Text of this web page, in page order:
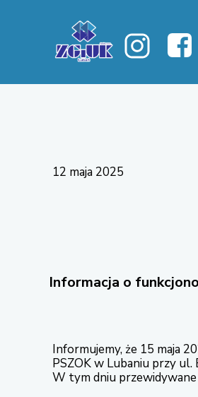
12 maja 2025
Informacja o
Informujemy, że 15 maja
PSZOK w Lubaniu przy
W tym dniu